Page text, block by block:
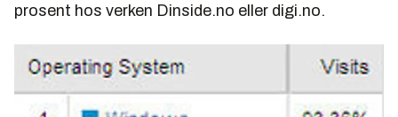
prosent hos verken Dinside.no eller digi.no.